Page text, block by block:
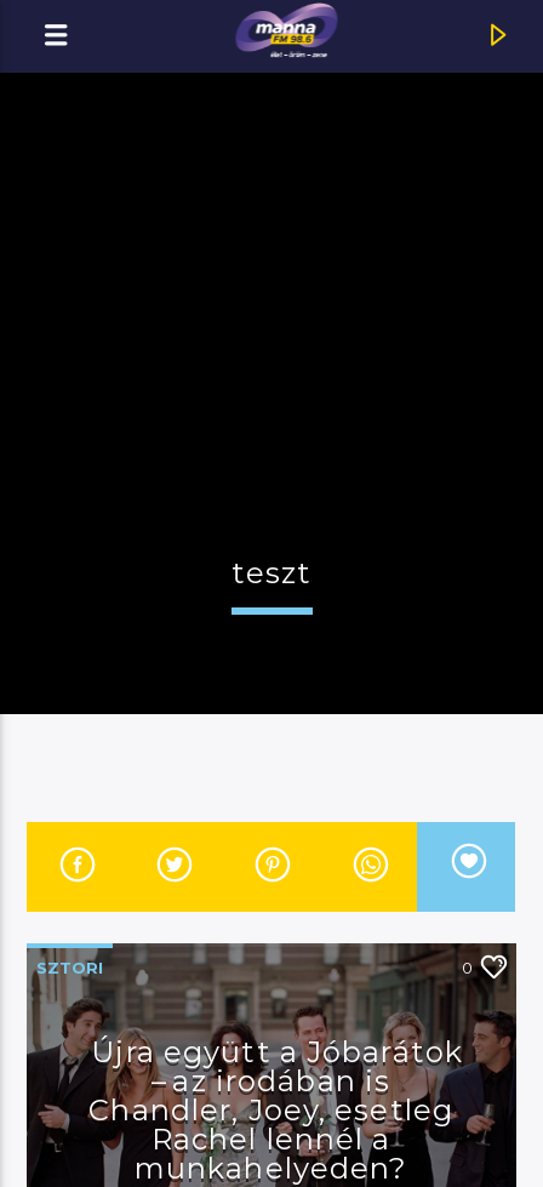
River
Manna FM
teszt
SZTORI 0
Újra együtt a Jóbarátok
– az irodában is
Chandler, Joey, esetleg
Rachel lennél a
munkahelyeden?